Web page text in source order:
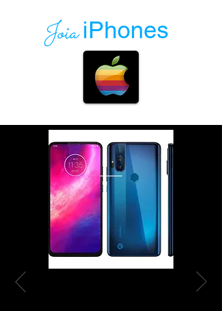
Joia iPhones